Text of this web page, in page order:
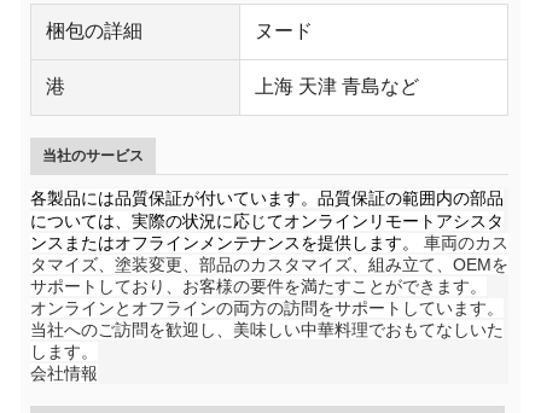
梱包の詳細 ヌード
港 上海 天津 青島など
当社のサービス
各製品には品質保証が付いています。品質保証の範囲内の部品
については、実際の状況に応じてオンラインリモートアシスタ
ンスまたはオフラインメンテナンスを提供します。
車両のカス
タマイズ、塗装変更、部品のカスタマイズ、組み立て、OEMを
サポートしており、お客様の要件を満たすことができます。
オンラインとオフラインの両方の訪問をサポートしています。
当社へのご訪問を歓迎し、美味しい中華料理でおもてなしいた
します。
会社情報